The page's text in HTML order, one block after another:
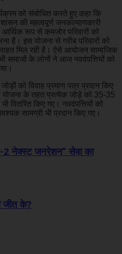
को संबोधित करते हुए कहा कि
शासन की महत्वपूर्ण जनकल्याणकारी
रूप से कमजोर परिवारों को
है। इस योजना से गरीब परिवारों को
मिल रही है। ऐसे आयोजन सामाजिक
समाजों के लोगों ने आज नवदंपत्तियों को
को विवाह प्रमाण पत्र प्रदान किए
योजना के तहत प्रत्येक जोड़े को 35-35
वितरित किए गए। नवदंपत्तियों को
सामग्री भी प्रदान किए गए।
नेक्स्ट जनरेशन” सेवा का
जीत के?